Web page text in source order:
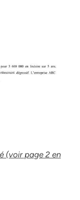
(voir page 2 en